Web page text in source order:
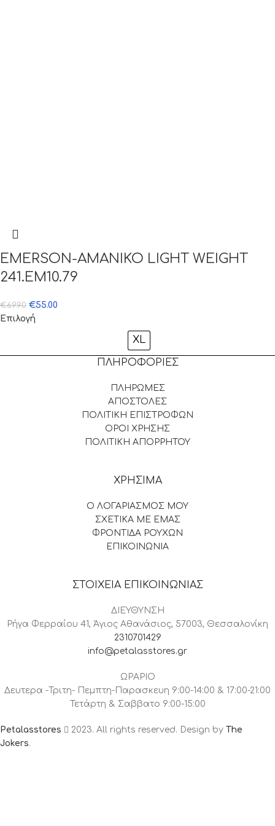
EMERSON-ΑΜΑΝΙΚΟ LIGHT WEIGHT
241.EM10.79
€69.90 €55.00
Επιλογή
XL
ΠΛΗΡΟΦΟΡΙΕΣ
ΠΛΗΡΩΜΕΣ
ΑΠΟΣΤΟΛΕΣ
ΠΟΛΙΤΙΚΗ ΕΠΙΣΤΡΟΦΩΝ
ΟΡΟΙ ΧΡΗΣΗΣ
ΠΟΛΙΤΙΚΗ ΑΠΟΡΡΗΤΟΥ
ΧΡΗΣΙΜΑ
Ο ΛΟΓΑΡΙΑΣΜΟΣ ΜΟΥ
ΣΧΕΤΙΚΑ ΜΕ ΕΜΑΣ
ΦΡΟΝΤΙΔΑ ΡΟΥΧΩΝ
ΕΠΙΚΟΙΝΩΝΙΑ
ΣΤΟΙΧΕΙΑ ΕΠΙΚΟΙΝΩΝΙΑΣ
ΔΙΕΥΘΥΝΣΗ
Ρήγα Φερραίου 41, Άγιος Αθανάσιος, 57003, Θεσσαλονίκη
2310701429
info@petalasstores.gr
ΩΡΑΡΙΟ
Δευτερα -Τριτη- Πεμπτη-Παρασκευη 9:00-14:00 & 17:00-21:00
Τετάρτη & Σαββατο 9:00-15:00
Petalasstores 2023. All rights reserved. Design by The
Jokers.